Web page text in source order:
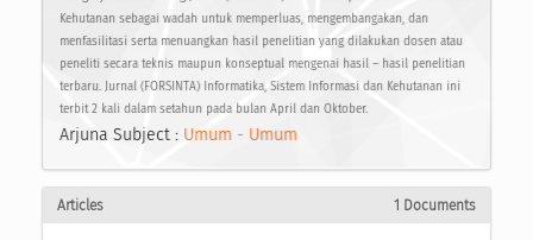
Kehutanan sebagai wadah untuk memperluas, mengembangakan, dan
menfasilitasi serta menuangkan hasil penelitian yang dilakukan dosen atau
peneliti secara teknis maupun konseptual mengenai hasil – hasil penelitian
terbaru. Jurnal (FORSINTA) Informatika, Sistem Informasi dan Kehutanan ini
terbit 2 kali dalam setahun pada bulan April dan Oktober.
Arjuna Subject : Umum - Umum
Articles 1 Documents